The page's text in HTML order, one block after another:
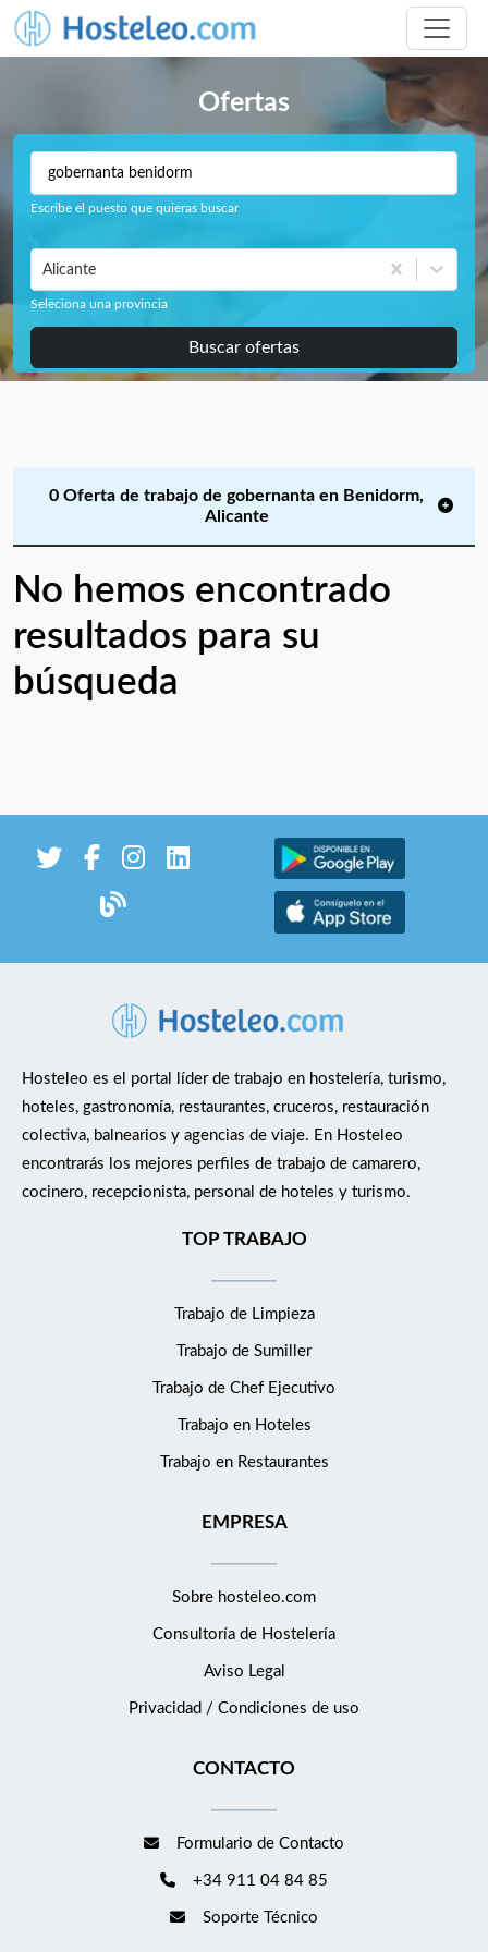
Ofertas
Escribe el puesto que quieras buscar
Alicante
Seleciona una provincia
Buscar ofertas
0 Oferta de trabajo de gobernanta en Benidorm,
Alicante
No hemos encontrado
resultados para su
búsqueda
Hosteleo es el portal líder de trabajo en hostelería, turismo,
hoteles, gastronomía, restaurantes, cruceros, restauración
colectiva, balnearios y agencias de viaje. En Hosteleo
encontrarás los mejores perfiles de trabajo de camarero,
cocinero, recepcionista, personal de hoteles y turismo.
TOP TRABAJO
Trabajo de Limpieza
Trabajo de Sumiller
Trabajo de Chef Ejecutivo
Trabajo en Hoteles
Trabajo en Restaurantes
EMPRESA
Sobre hosteleo.com
Consultoría de Hostelería
Aviso Legal
Privacidad / Condiciones de uso
CONTACTO
Formulario de Contacto
+34 911 04 84 85
Soporte Técnico